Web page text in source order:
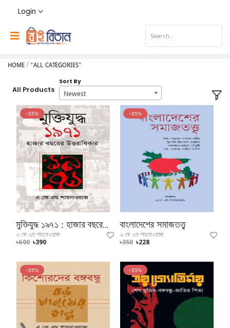
Login
HOME "ALL CATEGORIES"
All Products
Sort By
Newest
-35%
মুক্তিযুদ্ধ ১৯৭১ : হাজার বছরের উত্তরাধিকার
এ কে এম শাহনেওয়াজ
৳600 ৳390
-35%
বাংলাদেশের সমাজতত্ত্ব
এ কে এম শাহনেওয়াজ
৳350 ৳228
-35% -35%